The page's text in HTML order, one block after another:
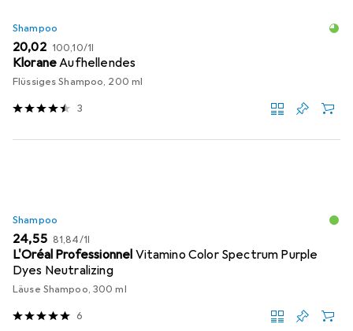
Shampoo
EUR
20,02 EUR
100,10/1l
KloraneAufhellendes
Flüssiges Shampoo, 200 ml
3
Shampoo
EUR
24,55 EUR
81,84/1l
L'Oréal Professionnel Vitamino Color Spectrum Purple
Dyes Neutralizing
Läuse Shampoo, 300 ml
6